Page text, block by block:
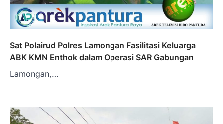
Sat Polairud Polres Lamongan Fasilitasi Keluarga
ABK KMN Enthok dalam Operasi SAR Gabungan
Lamongan,…